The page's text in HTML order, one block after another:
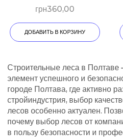
грн360,00
ДОБАВИТЬ В КОРЗИНУ
Строительные леса в
элемент успешного и
городе Полтава, где активно
стройиндустрия, выбор
лесов особенно актуален.
почему выбор лесов от
в пользу безопасности и